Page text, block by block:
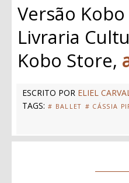
Versão Kobo
Livraria
Kobo Store,
ESCRITO POR ELIEL
TAGS: # BALLET # CÁSSIA